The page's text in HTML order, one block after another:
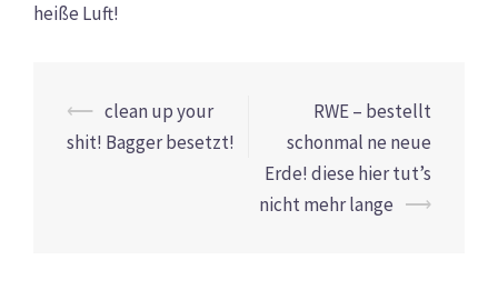
heiße Luft!
Beitrags-
Navigation
⟵ clean up your
shit! Bagger besetzt!
RWE – bestellt
schonmal ne neue
Erde! diese hier tut’s
nicht mehr lange ⟶